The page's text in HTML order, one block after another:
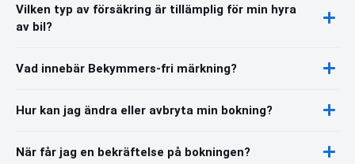
Vilken typ av försäkring är tillämplig för min hyra
av bil?
Vad innebär Bekymmers-fri märkning?
Hur kan jag ändra eller avbryta min bokning?
När får jag en bekräftelse på bokningen?